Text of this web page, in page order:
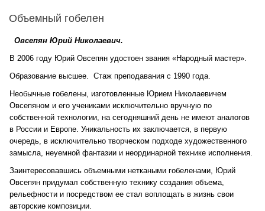
Объемный гобелен
Овсепян Юрий Николаевич.
В 2006 году Юрий Овсепян удостоен звания «Народный мастер».
Образование высшее. Стаж преподавания c 1990 года.
Необычные гобелены, изготовленные Юрием Николаевичем
Овсепяном и его учениками исключительно вручную по
собственной технологии, на сегодняшний день не имеют аналогов
в России и Европе. Уникальность их заключается, в первую
очередь, в исключительно творческом подходе художественного
замысла, неуемной фантазии и неординарной технике исполнения.
Заинтересовавшись объемными неткаными гобеленами, Юрий
Овсепян придумал собственную технику создания объема,
рельефности и посредством ее стал воплощать в жизнь свои
авторские композиции.